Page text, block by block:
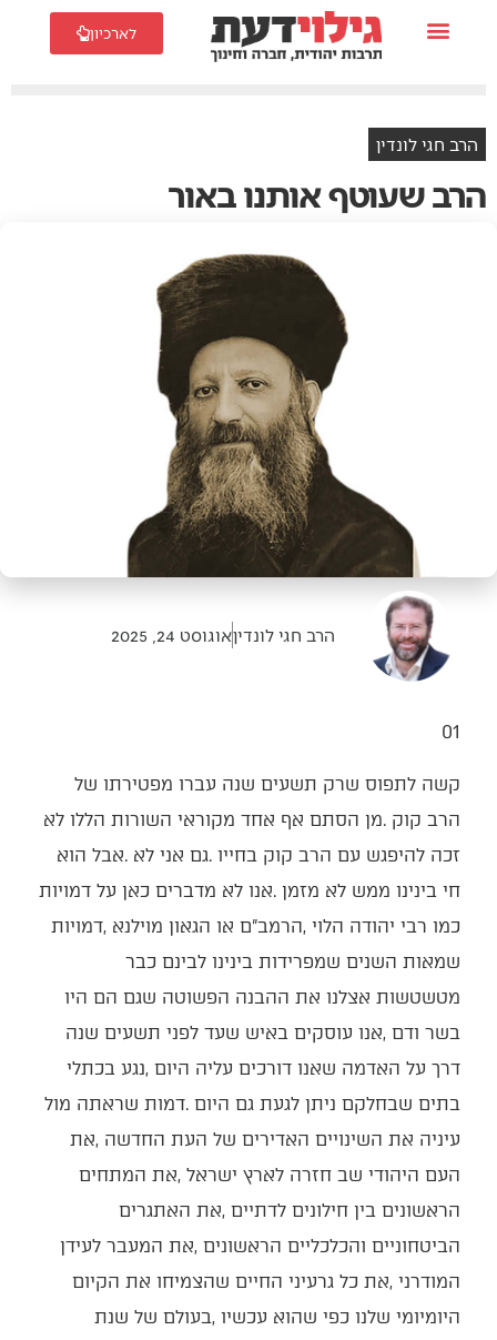
לארכיון
הרב חגי לונדין
הרב שעוטף אותנו באור
הרב חגי לונדיןאוגוסט 24, 2025
01‭ ‬
קשה‭ ‬לתפוס‭ ‬שרק‭ ‬תשעים‭ ‬שנה‭ ‬עברו‭ ‬מפטירתו‭ ‬של‭
‬שמאות‭ ‬השנים‭ ‬שמפרידות‭ ‬בינינו‭ ‬לבינם‭ ‬כבר‭
‬מטשטשות‭ ‬אצלנו‭ ‬את‭ ‬ההבנה‭ ‬הפשוטה‭ ‬שגם‭ ‬הם‭ ‬היו‭
‬דרך‭ ‬על‭ ‬האדמה‭ ‬שאנו‭ ‬דורכים‭ ‬עליה‭ ‬היום‭, ‬נגע‭ ‬בכתלי‭
‬בתים‭ ‬שבחלקם‭ ‬ניתן‭ ‬לגעת‭ ‬גם‭ ‬היום‭. ‬דמות‭ ‬שראתה‭ ‬מול‭
‬העם‭ ‬היהודי‭ ‬שב‭ ‬חזרה‭ ‬לארץ‭ ‬ישראל‭, ‬את‭ ‬המתחים‭
‬הראשונים‭ ‬בין‭ ‬חילונים‭ ‬לדתיים‭, ‬את‭ ‬האתגרים‭
‬הביטחוניים‭ ‬והכלכליים‭ ‬הראשונים‭, ‬את‭ ‬המעבר‭ ‬לעידן‭
‬המודרני‭, ‬את‭ ‬כל‭ ‬גרעיני‭ ‬החיים‭ ‬שהצמיחו‭ ‬את‭ ‬הקיום‭